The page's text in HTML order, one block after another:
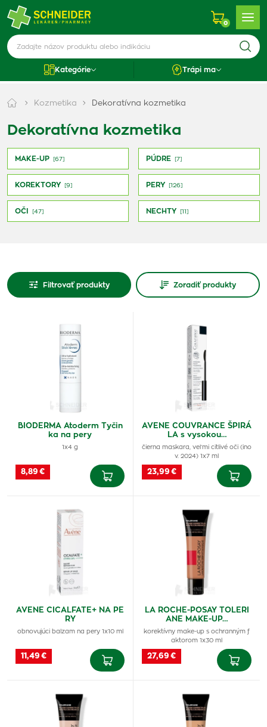
0
Kategórie Trápi ma
Kozmetika Dekoratívna kozmetika
Dekoratívna kozmetika
MAKE-UP [67] PÚDRE [7]
KOREKTORY [9] PERY [126]
OČI [47] NECHTY [11]
Filtrovať produkty Zoradiť produkty
BIODERMA Atoderm Tyčin
ka na pery
1x4 g
8,89 €
AVENE COUVRANCE ŠPIRÁ
LA s vysokou…
čierna maskara, veľmi citlivé oči (ino
v. 2024) 1x7 ml
23,99 €
AVENE CICALFATE+ NA PE
RY
obnovujúci balzam na pery 1x10 ml
11,49 €
LA ROCHE-POSAY TOLERI
ANE MAKE-UP…
korektívny make-up s ochranným f
aktorom 1x30 ml
27,69 €